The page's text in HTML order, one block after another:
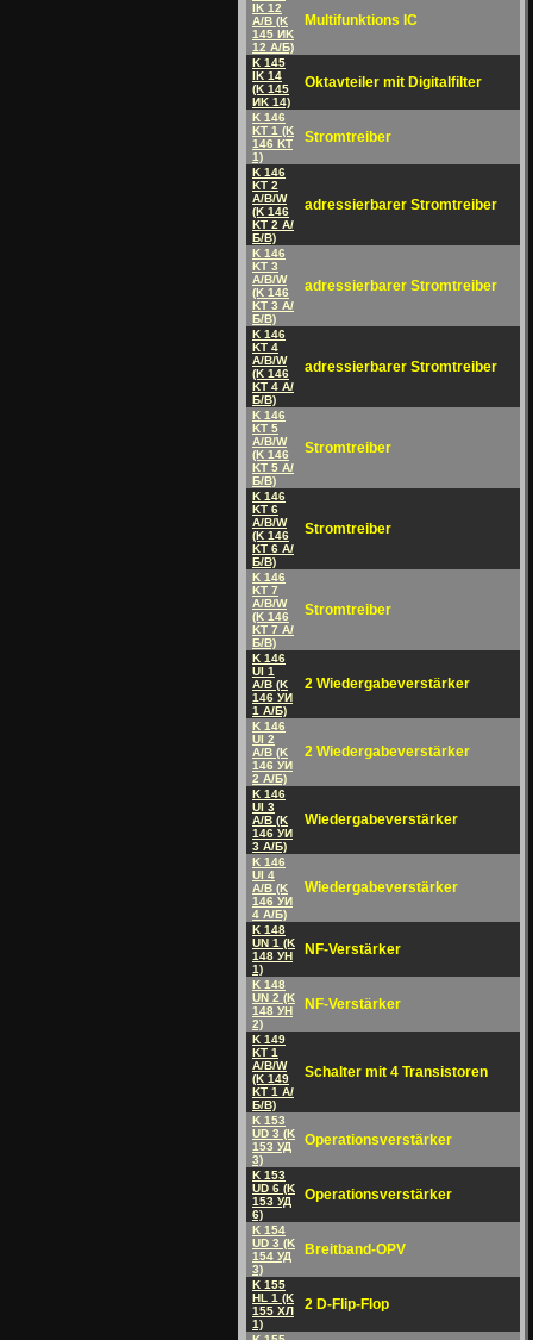
IK 12
A/B (K
145 ИK
12 A/Б)
Multifunktions IC
K 145
IK 14
(K 145
ИK 14)
Oktavteiler mit Digitalfilter
K 146
KT 1 (K
146 KT
1)
Stromtreiber
K 146
KT 2
A/B/W
(K 146
KT 2 A/
Б/B)
adressierbarer Stromtreiber
K 146
KT 3
A/B/W
(K 146
KT 3 A/
Б/B)
adressierbarer Stromtreiber
K 146
KT 4
A/B/W
(K 146
KT 4 A/
Б/B)
adressierbarer Stromtreiber
K 146
KT 5
A/B/W
(K 146
KT 5 A/
Б/B)
Stromtreiber
K 146
KT 6
A/B/W
(K 146
KT 6 A/
Б/B)
Stromtreiber
K 146
KT 7
A/B/W
(K 146
KT 7 A/
Б/B)
Stromtreiber
K 146
UI 1
A/B (K
146 УИ
1 A/Б)
2 Wiedergabeverstärker
K 146
UI 2
A/B (K
146 УИ
2 A/Б)
2 Wiedergabeverstärker
K 146
UI 3
A/B (K
146 УИ
3 A/Б)
Wiedergabeverstärker
K 146
UI 4
A/B (K
146 УИ
4 A/Б)
Wiedergabeverstärker
K 148
UN 1 (K
148 УH
1)
NF-Verstärker
K 148
UN 2 (K
148 УH
2)
NF-Verstärker
K 149
KT 1
A/B/W
(K 149
KT 1 A/
Б/B)
Schalter mit 4 Transistoren
K 153
UD 3 (K
153 УД
3)
Operationsverstärker
K 153
UD 6 (K
153 УД
6)
Operationsverstärker
K 154
UD 3 (K
154 УД
3)
Breitband-OPV
K 155
HL 1 (K
155 XЛ
1)
2 D-Flip-Flop